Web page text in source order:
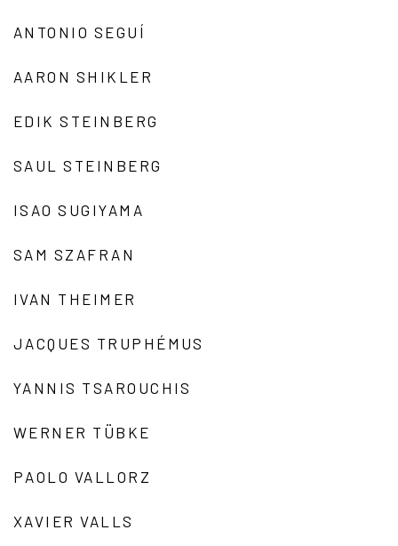
ANTONIO SEGUÍ
AARON SHIKLER
EDIK STEINBERG
SAUL STEINBERG
ISAO SUGIYAMA
SAM SZAFRAN
IVAN THEIMER
JACQUES TRUPHÉMUS
YANNIS TSAROUCHIS
WERNER TÜBKE
PAOLO VALLORZ
XAVIER VALLS